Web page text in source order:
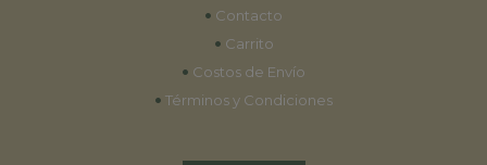
• Contacto
• Carrito
• Costos de Envío
• Términos y Condiciones